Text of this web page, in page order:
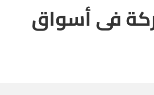
..قائمة أكبر 25 شركة فى أسواق